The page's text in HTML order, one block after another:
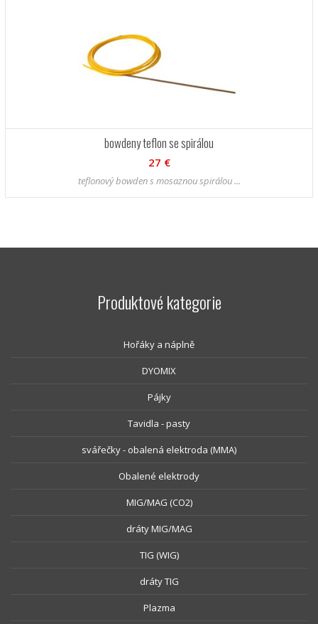
bowdeny teflon se spirálou
27 €
teflonový bowden s mosaznou spirálou ...
Produktové kategorie
Hořáky a náplně
DYOMIX
Pájky
Tavidla - pasty
svářečky - obalená elektroda (MMA)
Obalené elektrody
MIG/MAG (CO2)
dráty MIG/MAG
TIG (WIG)
dráty TIG
Plazma